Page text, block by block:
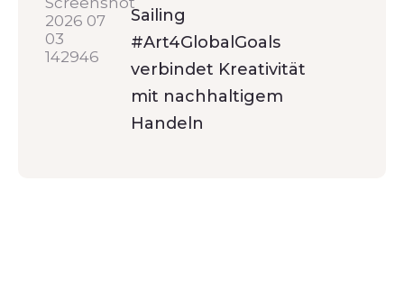
Sailing
#Art4GlobalGoals
verbindet Kreativität
mit nachhaltigem
Handeln